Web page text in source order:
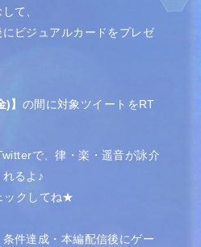
て、
ビジュアルカードをプレゼ
)】 の間に対象ツイートをRT
で、律・楽・遥音が詠介
るよ♪
ックしてね★
件達成・本編配信後にゲー